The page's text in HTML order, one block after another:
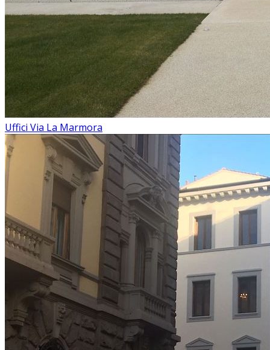
Uffici Via La Marmora